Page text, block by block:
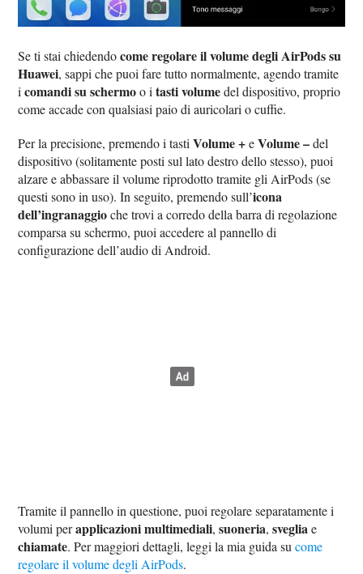
Se ti stai chiedendocome regolare il volume degli AirPods su
Huawei, sappi che puoi fare tutto normalmente, agendo tramite
icomandi su schermoo itasti volumedel dispositivo, proprio
come accade con qualsiasi paio di auricolari o cuffie.
Per la precisione, premendo i tastiVolume +eVolume –del
dispositivo (solitamente posti sul lato destro dello stesso), puoi
alzare e abbassare il volume riprodotto tramite gli AirPods (se
questi sono in uso). In seguito, premendo sull’icona
dell’ingranaggioche trovi a corredo della barra di regolazione
comparsa su schermo, puoi accedere al pannello di
configurazione dell’audio di Android.
Tramite il pannello in questione, puoi regolare separatamente i
volumi perapplicazioni multimediali,suoneria,svegliae
chiamate. Per maggiori dettagli, leggi la mia guida sucome
regolare il volume degli AirPods.